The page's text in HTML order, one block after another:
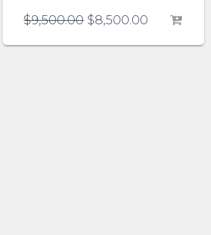
$9,500.00 $8,500.00